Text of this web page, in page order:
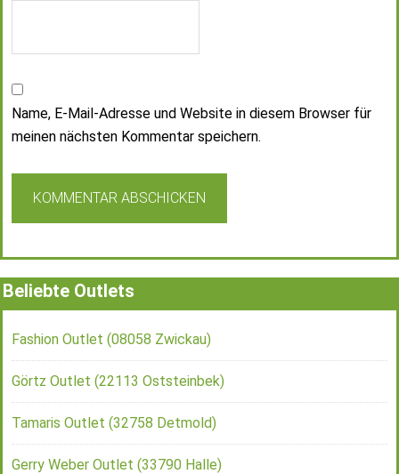
Name, E-Mail-Adresse und Website in diesem Browser für
meinen nächsten Kommentar speichern.
Beliebte Outlets
Fashion Outlet (08058 Zwickau)
Görtz Outlet (22113 Oststeinbek)
Tamaris Outlet (32758 Detmold)
Gerry Weber Outlet (33790 Halle)